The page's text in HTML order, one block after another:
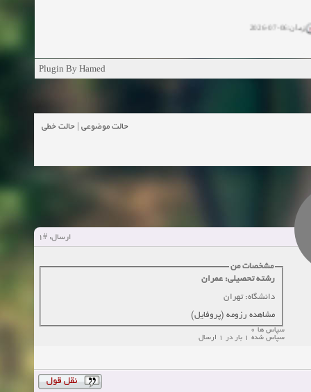
زمان:10-13-2024
زمان:10-11-2024
Plugin By Hamed
حالت موضوعی حالت خطی
ارسال: #1
مشخصات من
رشته تحصیلی: عمران
دانشگاه: تهران
مشاهده رزومه (پروفایل)
سپاس ها 0
سپاس شده 1 بار در 1 ارسال